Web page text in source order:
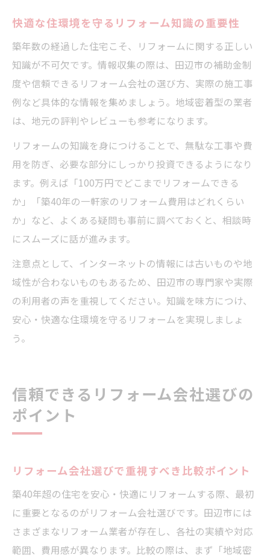
快適な住環境を守るリフォーム知識の重要性
築年数の経過した住宅こそ、リフォームに関する正しい
知識が不可欠です。情報収集の際は、田辺市の補助金制
度や信頼できるリフォーム会社の選び方、実際の施工事
例など具体的な情報を集めましょう。地域密着型の業者
は、地元の評判やレビューも参考になります。
リフォームの知識を身につけることで、無駄な工事や費
用を防ぎ、必要な部分にしっかり投資できるようになり
ます。例えば「100万円でどこまでリフォームできる
か」「築40年の一軒家のリフォーム費用はどれくらい
か」など、よくある疑問も事前に調べておくと、相談時
にスムーズに話が進みます。
注意点として、インターネットの情報には古いものや地
域性が合わないものもあるため、田辺市の専門家や実際
の利用者の声を重視してください。知識を味方につけ、
安心・快適な住環境を守るリフォームを実現しましょ
う。
信頼できるリフォーム会社選びの
ポイント
リフォーム会社選びで重視すべき比較ポイント
築40年超の住宅を安心・快適にリフォームする際、最初
に重要となるのがリフォーム会社選びです。田辺市には
さまざまなリフォーム業者が存在し、各社の実績や対応
範囲、費用感が異なります。比較の際は、まず「地域密